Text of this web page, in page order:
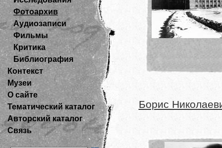
Фотоархив
Аудиозаписи
Фильмы
Критика
Библиография
Контекст
Музеи
О сайте
Тематический каталог
Авторский каталог
Связь
Борис